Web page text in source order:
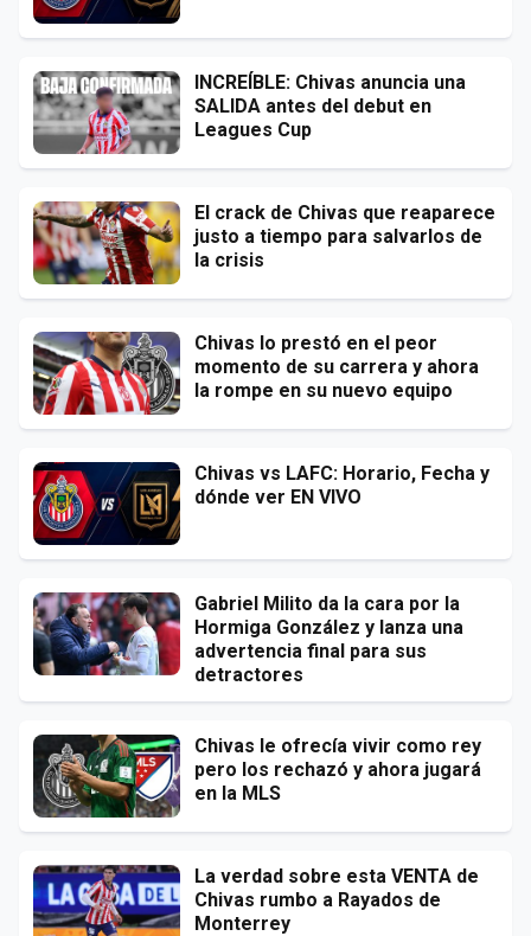
INCREÍBLE: Chivas anuncia una
SALIDA antes del debut en
Leagues Cup
El crack de Chivas que reaparece
justo a tiempo para salvarlos de
la crisis
Chivas lo prestó en el peor
momento de su carrera y ahora
la rompe en su nuevo equipo
Chivas vs LAFC: Horario, Fecha y
dónde ver EN VIVO
Gabriel Milito da la cara por la
Hormiga González y lanza una
advertencia final para sus
detractores
Chivas le ofrecía vivir como rey
pero los rechazó y ahora jugará
en la MLS
La verdad sobre esta VENTA de
Chivas rumbo a Rayados de
Monterrey